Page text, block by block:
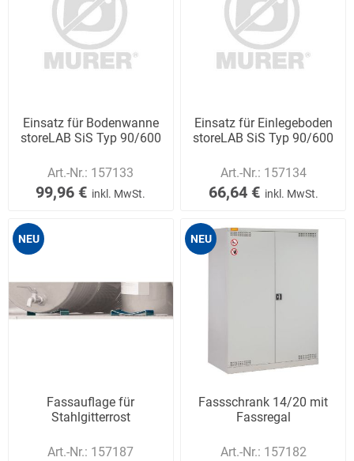
Einsatz für Bodenwanne
storeLAB SiS Typ 90/600
Art.-Nr.: 157133
99,96 € inkl. MwSt.
Einsatz für Einlegeboden
storeLAB SiS Typ 90/600
Art.-Nr.: 157134
66,64 € inkl. MwSt.
NEU
Fassauflage für
Stahlgitterrost
Art.-Nr.: 157187
NEU
Fassschrank 14/20 mit
Fassregal
Art.-Nr.: 157182